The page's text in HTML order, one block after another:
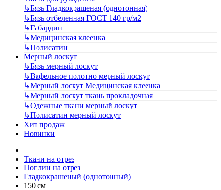
↳Бязь Гладкокрашеная (однотонная)
↳Бязь отбеленная ГОСТ 140 гр/м2
↳Габардин
↳Медицинская клеенка
↳Полисатин
Мерный лоскут
↳Бязь мерный лоскут
↳Вафельное полотно мерный лоскут
↳Мерный лоскут Медицинская клеенка
↳Мерный лоскут ткань прокладочная
↳Одежные ткани мерный лоскут
↳Полисатин мерный лоскут
Хит продаж
Новинки
Ткани на отрез
Поплин на отрез
Гладкокрашеный (однотонный)
150 см